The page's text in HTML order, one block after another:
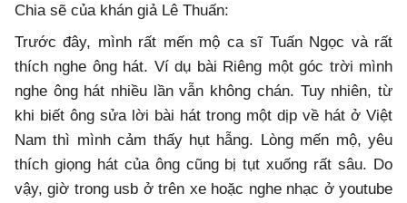
Chia sẽ của khán giả Lê Thuấn:
Trước đây, mình rất mến mộ ca sĩ Tuấn Ngọc và rất
thích nghe ông hát. Ví dụ bài Riêng một góc trời mình
nghe ông hát nhiều lần vẫn không chán. Tuy nhiên, từ
khi biết ông sửa lời bài hát trong một dịp về hát ở Việt
Nam thì mình cảm thấy hụt hẫng. Lòng mến mộ, yêu
thích giọng hát của ông cũng bị tụt xuống rất sâu. Do
vậy, giờ trong usb ở trên xe hoặc nghe nhạc ở youtube